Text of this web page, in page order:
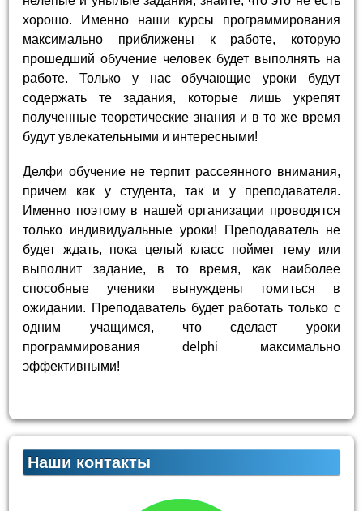
хорошо. Именно наши курсы программирования
максимально приближены к работе, которую
прошедший обучение человек будет выполнять на
работе. Только у нас обучающие уроки будут
содержать те задания, которые лишь укрепят
полученные теоретические знания и в то же время
будут увлекательными и интересными!
Делфи обучение не терпит рассеянного внимания,
причем как у студента, так и у преподавателя.
Именно поэтому в нашей организации проводятся
только индивидуальные уроки! Преподаватель не
будет ждать, пока целый класс поймет тему или
выполнит задание, в то время, как наиболее
способные ученики вынуждены томиться в
ожидании. Преподаватель будет работать только с
одним учащимся, что сделает уроки
программирования delphi максимально
эффективными!
Наши контакты